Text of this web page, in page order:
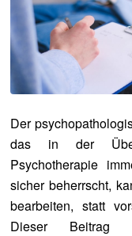
Der
das in der
Psychotherapie
sicher beherrscht,
bearbeiten, statt
Dieser Beitrag